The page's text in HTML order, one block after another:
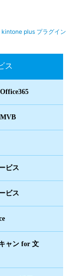
kintone plus プラグイン
ス
ビス
ビス
ャン for 文